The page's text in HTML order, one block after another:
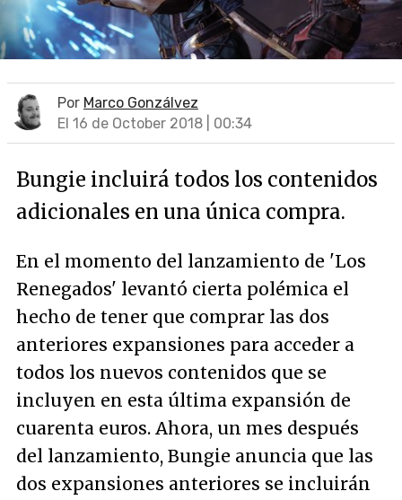
Por Marco Gonzálvez
El 16 de October 2018 | 00:34
Bungie incluirá todos los contenidos
adicionales en una única compra.
En el momento del lanzamiento de 'Los
Renegados' levantó cierta polémica el
hecho de tener que comprar las dos
anteriores expansiones para acceder a
todos los nuevos contenidos que se
incluyen en esta última expansión de
cuarenta euros. Ahora, un mes después
del lanzamiento, Bungie anuncia que las
dos expansiones anteriores se incluirán